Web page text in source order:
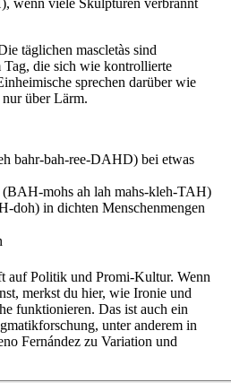
wenn viele Skulpturen verbrannt
täglichen mascletàs sind
die sich wie kontrollierte
sprechen darüber wie
über Lärm.
bahr-bah-ree-DAHD) bei etwas
(BAH-mohs ah lah mahs-kleh-TAH)
doh) in dichten Menschenmengen
auf Politik und Promi-Kultur. Wenn
merkst du hier, wie Ironie und
funktionieren. Das ist auch ein
unter anderem in
Fernández zu Variation und